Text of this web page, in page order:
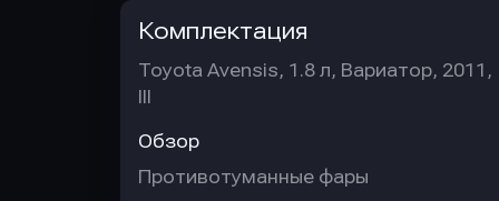
Комплектация
Toyota Avensis, 1.8 л, Вариатор, 2011,
III
Обзор
Противотуманные фары